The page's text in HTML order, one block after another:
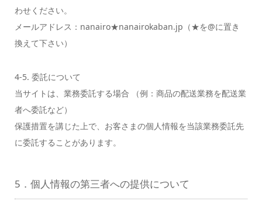
わせください。
メールアドレス：nanairo★nanairokaban.jp（★を@に置き
換えて下さい）
4-5. 委託について
当サイトは、業務委託する場合 （例：商品の配送業務を配送業
者へ委託など）
保護措置を講じた上で、お客さまの個人情報を当該業務委託先
に委託することがあります。
5．個人情報の第三者への提供について